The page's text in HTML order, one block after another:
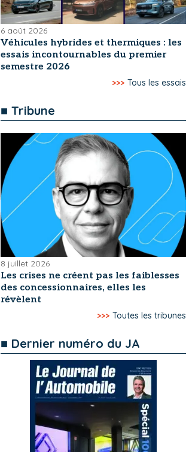
6 août 2026
Véhicules hybrides et thermiques : les
essais incontournables du premier
semestre 2026
>>> Tous les essais
■ Tribune
8 juillet 2026
Les crises ne créent pas les faiblesses
des concessionnaires, elles les
révèlent
>>> Toutes les tribunes
■ Dernier numéro du JA